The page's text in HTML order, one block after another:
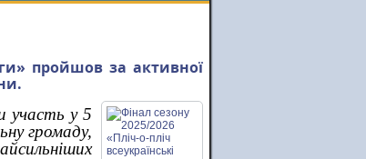
пройшов за активної
участь у 5
громаду,